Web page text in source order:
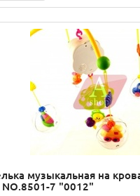
музыкальная на
7 "0012"